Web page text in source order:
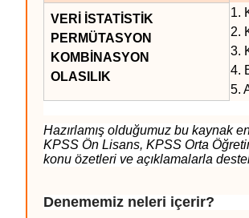
VERİ İSTATİSTİK
PERMÜTASYON
KOMBİNASYON
OLASILIK
3.
Hazırlamış olduğumuz bu kaynak
KPSS Ön Lisans, KPSS Orta
konu özetleri ve açıklamalarla
Denememiz neleri içerir?